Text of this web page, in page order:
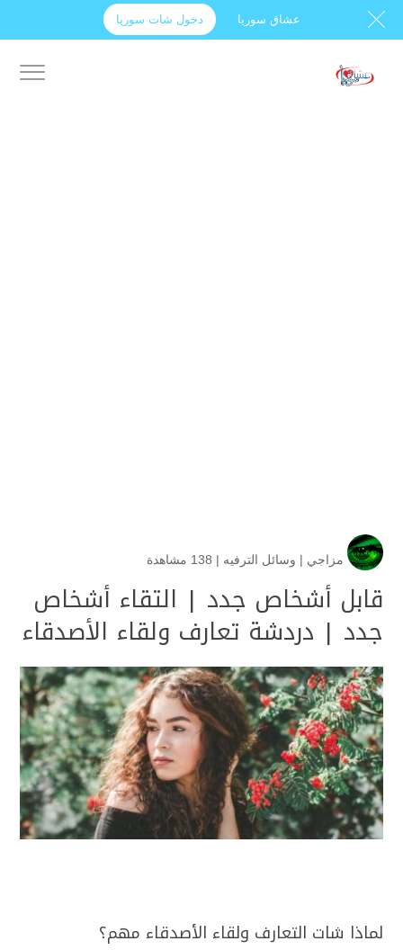
عشاق سوريا دخول شات سوريا
مزاجي | وسائل الترفيه | 138 مشاهدة
قابل أشخاص جدد | التقاء أشخاص
جدد | دردشة تعارف ولقاء الأصدقاء
لماذا شات التعارف ولقاء الأصدقاء مهم؟